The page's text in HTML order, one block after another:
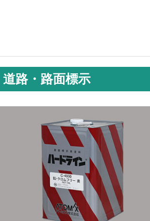
道路・路面標示